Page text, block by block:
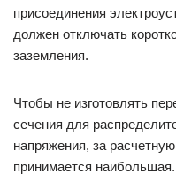
присоединения
должен отключать
заземления.
Чтобы не изготовлять
сечения для
напряжения, за
принимается наибольшая.